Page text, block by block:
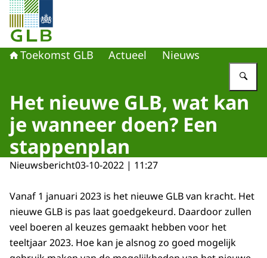
Naar de homepage van Toekomst GLB
Toekomst GLB Actueel Nieuws
Het nieuwe GLB, wat kan
je wanneer doen? Een
stappenplan
Nieuwsbericht03-10-2022 | 11:27
Vanaf 1 januari 2023 is het nieuwe GLB van kracht. Het
nieuwe GLB is pas laat goedgekeurd. Daardoor zullen
veel boeren al keuzes gemaakt hebben voor het
teeltjaar 2023. Hoe kan je alsnog zo goed mogelijk